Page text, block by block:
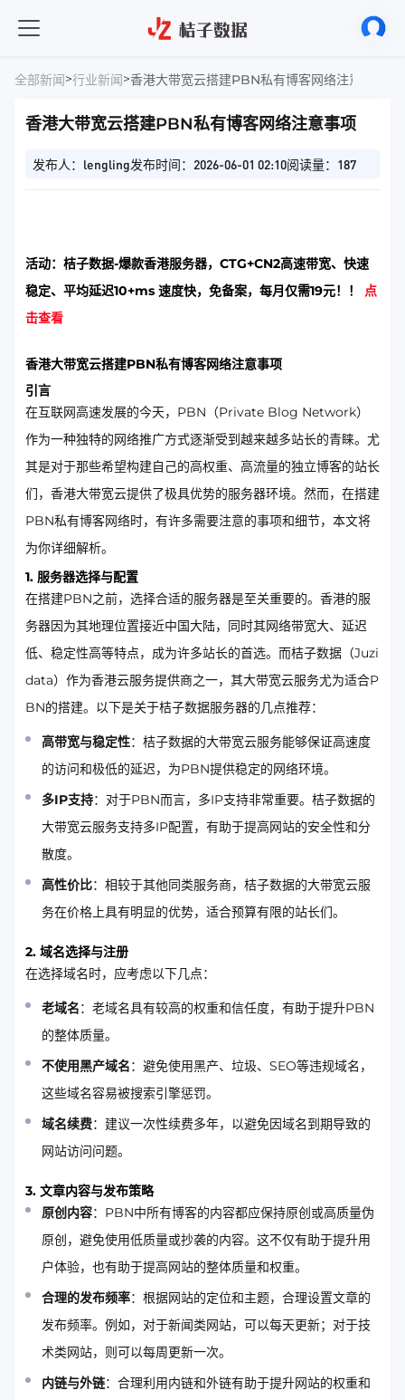
全部新闻>行业新闻>香港大带宽云搭建PBN私有博客网络注意事项
香港大带宽云搭建PBN私有博客网络注意事项
发布人：lengling发布时间：2026-06-01 02:10阅读量：187
活动：桔子数据-爆款香港服务器，CTG+CN2高速带宽、快速
稳定、平均延迟10+ms 速度快，免备案，每月仅需19元！！ 点
击查看
香港大带宽云搭建PBN私有博客网络注意事项
引言
在互联网高速发展的今天，PBN（Private Blog Network）
作为一种独特的网络推广方式逐渐受到越来越多站长的青睐。尤
其是对于那些希望构建自己的高权重、高流量的独立博客的站长
们，香港大带宽云提供了极具优势的服务器环境。然而，在搭建
PBN私有博客网络时，有许多需要注意的事项和细节，本文将
为你详细解析。
1. 服务器选择与配置
在搭建PBN之前，选择合适的服务器是至关重要的。香港的服
务器因为其地理位置接近中国大陆，同时其网络带宽大、延迟
低、稳定性高等特点，成为许多站长的首选。而桔子数据（Juzi
data）作为香港云服务提供商之一，其大带宽云服务尤为适合P
BN的搭建。以下是关于桔子数据服务器的几点推荐：
高带宽与稳定性：桔子数据的大带宽云服务能够保证高速度
的访问和极低的延迟，为PBN提供稳定的网络环境。
多IP支持：对于PBN而言，多IP支持非常重要。桔子数据的
大带宽云服务支持多IP配置，有助于提高网站的安全性和分
散度。
高性价比：相较于其他同类服务商，桔子数据的大带宽云服
务在价格上具有明显的优势，适合预算有限的站长们。
2. 域名选择与注册
在选择域名时，应考虑以下几点：
老域名：老域名具有较高的权重和信任度，有助于提升PBN
的整体质量。
不使用黑产域名：避免使用黑产、垃圾、SEO等违规域名，
这些域名容易被搜索引擎惩罚。
域名续费：建议一次性续费多年，以避免因域名到期导致的
网站访问问题。
3. 文章内容与发布策略
原创内容：PBN中所有博客的内容都应保持原创或高质量伪
原创，避免使用低质量或抄袭的内容。这不仅有助于提升用
户体验，也有助于提高网站的整体质量和权重。
合理的发布频率：根据网站的定位和主题，合理设置文章的
发布频率。例如，对于新闻类网站，可以每天更新；对于技
术类网站，则可以每周更新一次。
内链与外链：合理利用内链和外链有助于提升网站的权重和